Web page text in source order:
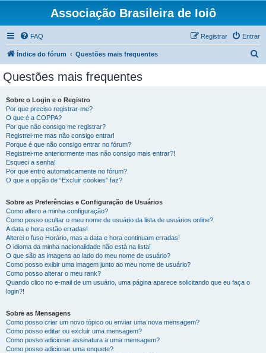
Associação Brasileira de Ioiô
FAQ Entrar
Registrar
Índice do fórum Questões mais frequentes
Questões mais frequentes
Sobre o Login e o Registro
Por que preciso registrar-me?
O que é a COPPA?
Por que não consigo me registrar?
Registrei-me mas não consigo entrar!
Porque é que não consigo entrar no fórum?
Registrei-me anteriormente mas não consigo mais entrar?!
Esqueci a senha!
Por que entro automaticamente no fórum?
O que a opção de “Excluir cookies” faz?
Sobre as Preferências e Configuração de Usuários
Como altero a minha configuração?
Como posso ocultar o meu nome de usuário da lista de usuários online?
A data e hora estão erradas!
Alterei o fuso Horário, mas a data e hora continuam erradas!
O idioma da minha nacionalidade não está na lista!
O que são as imagens ao lado do meu nome de usuário?
Como posso exibir uma imagem junto ao meu nome de usuário?
Como posso alterar o meu rank?
Quando clico no e-mail de um usuário, uma página aparece solicitando que eu faça o
login?!
Sobre as Mensagens
Como posso criar um novo tópico ou enviar uma nova mensagem?
Como posso editar ou excluir uma mensagem?
Como posso adicionar assinatura a uma mensagem?
Como posso adicionar uma enquete?